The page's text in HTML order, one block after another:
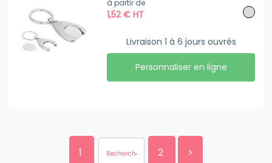
à partir de
1,52€ HT
Livraison 1 à 6 jours ouvrés
Personnaliser en ligne
1 2 >